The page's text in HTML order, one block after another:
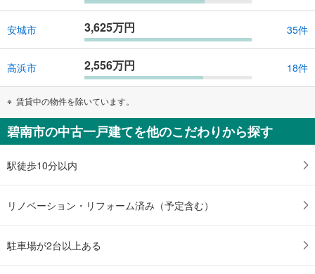
安城市 3,625万円 35件
高浜市 2,556万円 18件
賃貸中の物件を除いています。
碧南市の中古一戸建てを他のこだわりから探す
駅徒歩10分以内
リノベーション・リフォーム済み（予定含む）
駐車場が2台以上ある